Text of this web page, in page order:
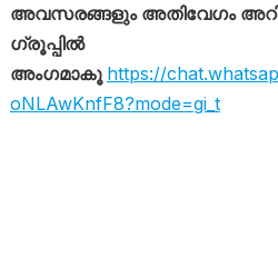
അവസരങ്ങളും അതിവേഗം
ഗ്രൂപ്പിൽ
അംഗമാകൂ https://
oNLAwKnfF8?mode=gi_t